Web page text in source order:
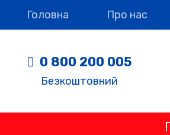
Головна Про нас
0 800 200 005
Безкоштовний